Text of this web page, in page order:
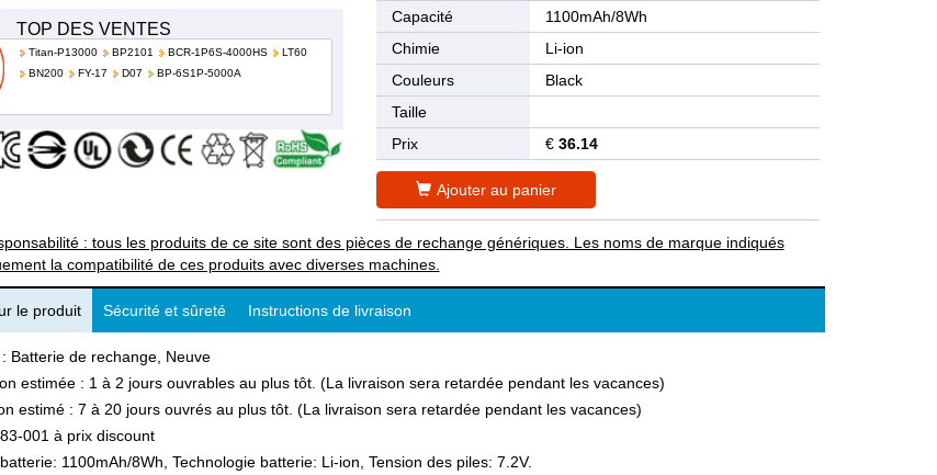
TOP DES VENTES
Titan-P13000 BP2101 BCR-1P6S-4000HS
LT60
BN200
FY-17 D07 BP-6S1P-5000A
Capacité
1100mAh/8Wh
Chimie
Li-ion
Couleurs
Black
Taille
Prix
€36.14
Ajouter au panier
: tous les produits de ce site sont des pièces de rechange génériques. Les noms de marque indiqués
la compatibilité de ces produits avec diverses machines.
le produit Sécurité et sûreté Instructions de livraison
Batterie de rechange, Neuve
estimée : 1 à 2 jours ouvrables au plus tôt. (La livraison sera retardée pendant les vacances)
estimé : 7 à 20 jours ouvrés au plus tôt. (La livraison sera retardée pendant les vacances)
001 à prix discount
1100mAh/8Wh, Technologie batterie: Li-ion, Tension des piles: 7.2V.